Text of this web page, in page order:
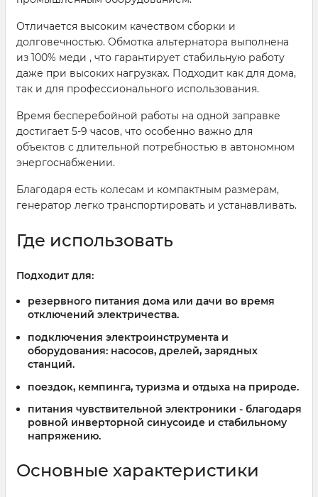
Отличается высоким качеством сборки и
долговечностью. Обмотка альтернатора выполнена
из 100% меди , что гарантирует стабильную работу
даже при высоких нагрузках. Подходит как для дома,
так и для профессионального использования.
Время бесперебойной работы на одной заправке
достигает 5-9 часов, что особенно важно для
объектов с длительной потребностью в автономном
энергоснабжении.
Благодаря есть колесам и компактным размерам,
генератор легко транспортировать и устанавливать.
Где использовать
Подходит для:
резервного питания дома или дачи во время
отключений электричества.
подключения электроинструмента и
оборудования: насосов, дрелей, зарядных
станций.
поездок, кемпинга, туризма и отдыха на природе.
питания чувствительной электроники - благодаря
ровной инверторной синусоиде и стабильному
напряжению.
Основные характеристики